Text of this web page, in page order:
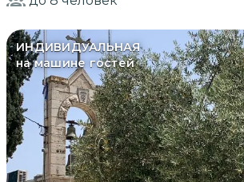
ИНДИВИДУАЛЬНАЯ
на машине гостей